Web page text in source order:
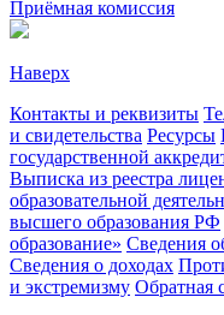
Приёмная комиссия
Наверх
Контакты и реквизиты
и свидетельства Ресурсы
государственной
Выписка из реестра
образовательной
высшего образования РФ
образование» Сведения
Сведения о доходах
и экстремизму Обратная